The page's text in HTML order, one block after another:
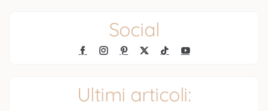
Social
Ultimi articoli: